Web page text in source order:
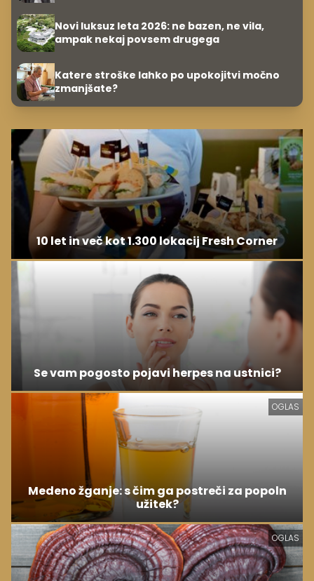
Novi luksuz leta 2026: ne bazen, ne vila,
ampak nekaj povsem drugega
Katere stroške lahko po upokojitvi močno
zmanjšate?
10 let in več kot 1.300 lokacij Fresh Corner
Se vam pogosto pojavi herpes na ustnici?
OGLAS
Medeno žganje: s čim ga postreči za popoln
užitek?
OGLAS